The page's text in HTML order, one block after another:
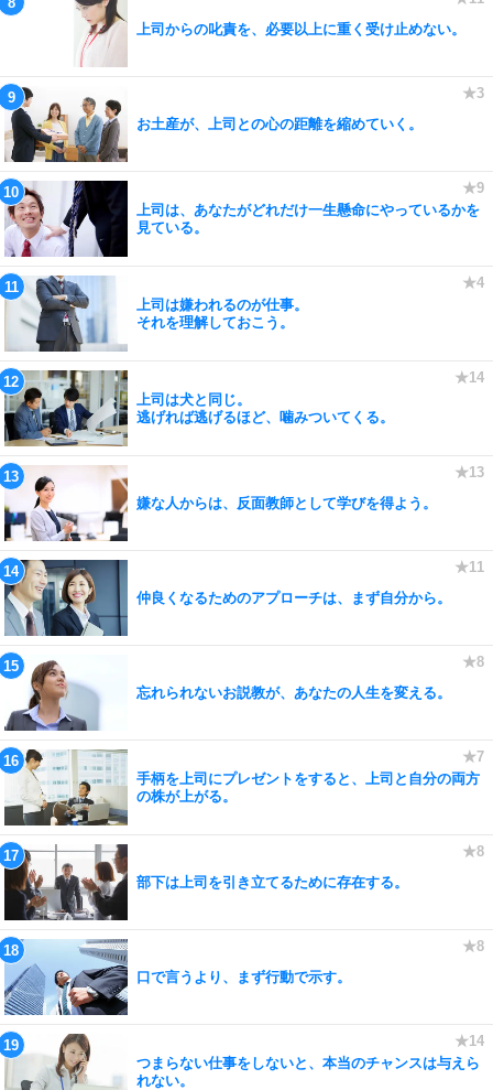
上司からの叱責を、必要以上に重く受け止めない。
お土産が、上司との心の距離を縮めていく。
上司は、あなたがどれだけ一生懸命にやっているかを
見ている。
上司は嫌われるのが仕事。
それを理解しておこう。
上司は犬と同じ。
逃げれば逃げるほど、噛みついてくる。
嫌な人からは、反面教師として学びを得よう。
仲良くなるためのアプローチは、まず自分から。
忘れられないお説教が、あなたの人生を変える。
手柄を上司にプレゼントをすると、上司と自分の両方
の株が上がる。
部下は上司を引き立てるために存在する。
口で言うより、まず行動で示す。
つまらない仕事をしないと、本当のチャンスは与えら
れない。